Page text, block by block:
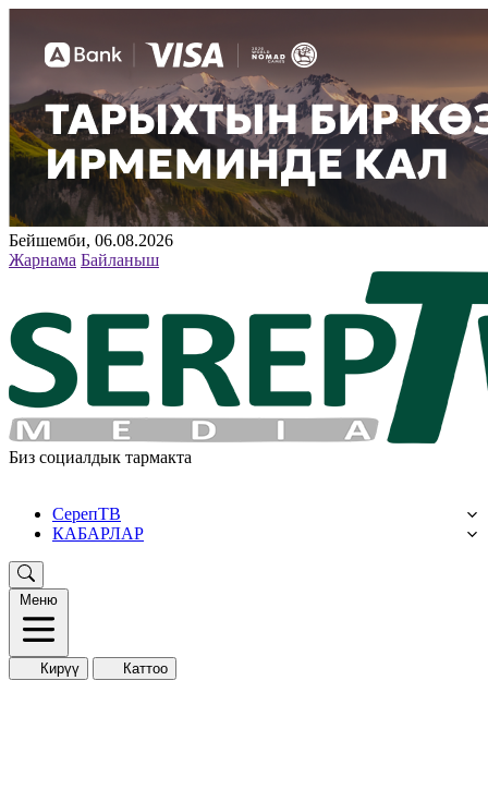
Бейшемби, 06.08.2026
Жарнама Байланыш
Биз социалдык тармакта
СерепТВ
КАБАРЛАР
Меню
Кирүү Каттоо